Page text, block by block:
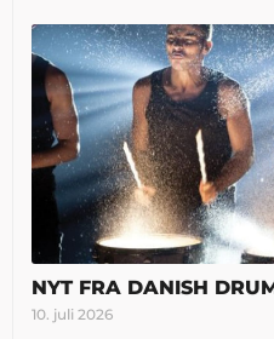
NYT FRA DANISH
10. juli 2026